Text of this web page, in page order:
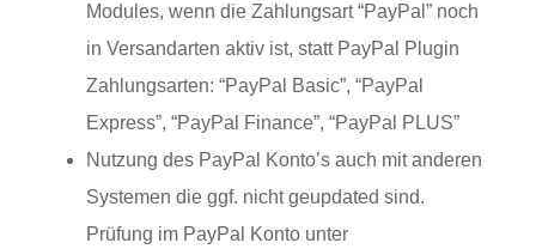
Modules, wenn die Zahlungsart “PayPal” noch
in Versandarten aktiv ist, statt PayPal Plugin
Zahlungsarten: “PayPal Basic”, “PayPal
Express”, “PayPal Finance”, “PayPal PLUS”
Nutzung des PayPal Konto’s auch mit anderen
Systemen die ggf. nicht geupdated sind.
Prüfung im PayPal Konto unter